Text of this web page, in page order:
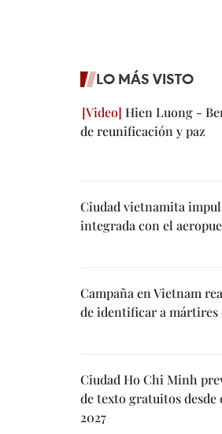
LO MÁS VISTO
Hien Luong -
de reunificación y paz
Ciudad vietnamita
integrada con el
Campaña en Vietnam
de identificar a mártires
Ciudad Ho Chi Minh
de texto gratuitos desde
2027